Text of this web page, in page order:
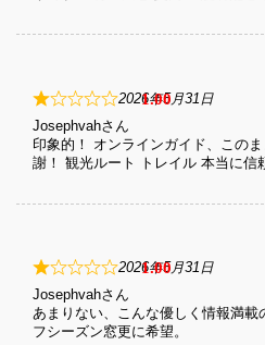
1
2026年5月31日
印象的！ オンラインガイド、この
謝！ 観光ルート トレイル 本当に
Josephvah
1
2026年5月31日
あまりない、こんな優しく情報満
フシーズン窓更に希望。
Josephvah